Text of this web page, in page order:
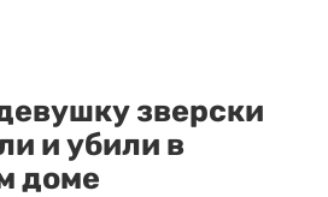
зверски
и убили в
доме